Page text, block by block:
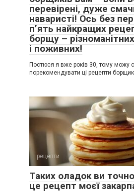
перевірені, дуже
наваристі! Ось без
п’ять найкращих
борщу –
і поживних!
Постюся я вже років 30, тому можу
порекомендувати ці рецепти
рецепти
Таких оладок ви
це рецепт моєї